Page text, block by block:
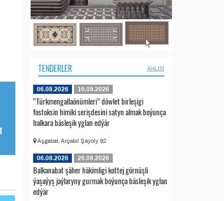
TENDERLER ÄHLISI
06.08.2026 16.09.2026
“Türkmengallaönümleri” döwlet birleşigi
fostoksin himiki serişdesini satyn almak boýunça
halkara bäsleşik yglan edýär
Aşgabat, Arçabil Şaýoly 92
06.08.2026 26.08.2026
Balkanabat şäher häkimligi kottej görnüşli
ýaşaýyş jaýlaryny gurmak boýunça bäsleşik yglan
edýär